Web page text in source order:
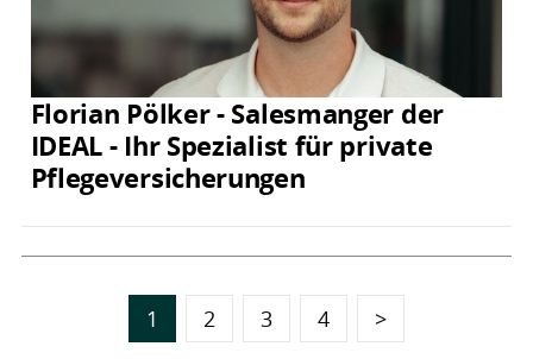
Florian Pölker - Salesmanger der
IDEAL - Ihr Spezialist für private
Pflegeversicherungen
1 2 3 4 >